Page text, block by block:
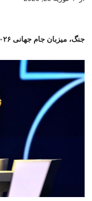
جنگ، میزبان جام جهانی ۲۰۲۶ تغییر می‌دهد؟